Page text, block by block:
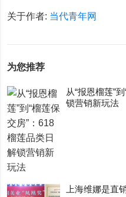
关于作者: 当代青年网
为您推荐
从“报恩榴莲”
锁营销新玩法
上海维娜是直